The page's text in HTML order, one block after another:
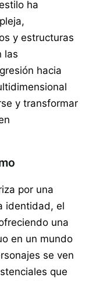
ha
y estructuras
las
hacia
y transformar
por una
identidad, el
una
en un mundo
se ven
que